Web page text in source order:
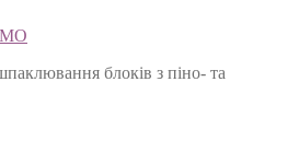
блоків з піно- та